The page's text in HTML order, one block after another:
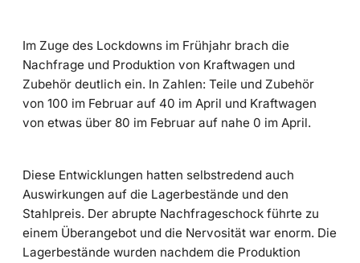
Im Zuge des Lockdowns im Frühjahr brach die
Nachfrage und Produktion von Kraftwagen und
Zubehör deutlich ein. In Zahlen: Teile und Zubehör
von 100 im Februar auf 40 im April und Kraftwagen
von etwas über 80 im Februar auf nahe 0 im April.
Diese Entwicklungen hatten selbstredend auch
Auswirkungen auf die Lagerbestände und den
Stahlpreis. Der abrupte Nachfrageschock führte zu
einem Überangebot und die Nervosität war enorm. Die
Lagerbestände wurden nachdem die Produktion